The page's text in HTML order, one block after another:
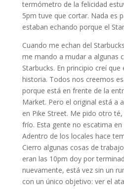
termómetro de la felicidad
5pm tuve que cortar. Nada es
estaban echando porque el
Cuando me echan del
me mando a mudar a algunas
Starbucks. En principio creí
historia. Todos nos creemos
porque está en frente de la
Market. Pero el original está a
en Pike Street. Me pido otro
frío. Esta gente no escatima
Adentro de los locales hace
Cierro algunas cosas de
eran las 10pm doy por
nuevamente, está vez sin un
con un único objetivo: ver el